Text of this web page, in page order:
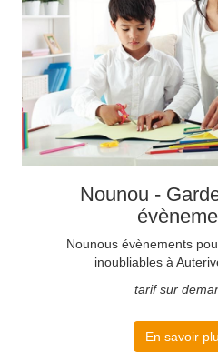
Nounou -
Nounous évènements
inoubliables à
tarif sur
En savoir